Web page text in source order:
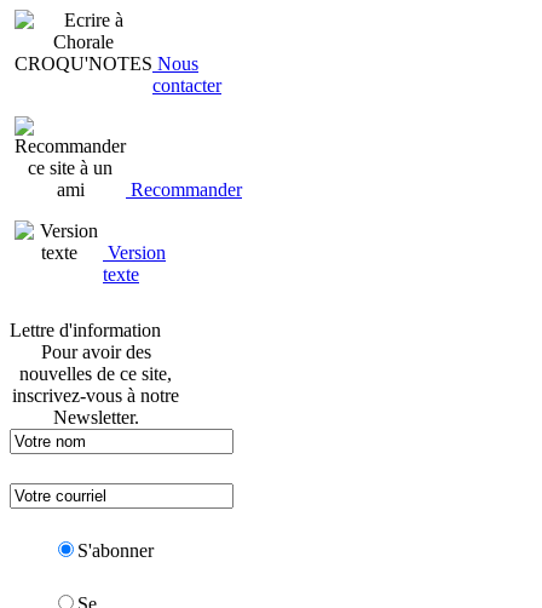
Nous
contacter
Recommander
Version
texte
Lettre d'information
Pour avoir des
nouvelles de ce site,
inscrivez-vous à notre
Newsletter.
S'abonner
Se